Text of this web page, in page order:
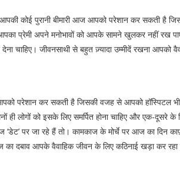
कोई पुरानी बीमारी आज आपको परेशान कर सकती है
प्रेमी अपने मनोभावों को आपके सामने खुलकर नहीं रख
चाहिए। जीवनसाथी से बहुत ज़्यादा उम्मीदें रखना आपको
परेशान कर सकती है जिसकी वजह से आपको हॉस्पिटल
को इसके लिए समर्पित होना चाहिए और एक-दूसरे के
पर जा रहे हैं तो। कामकाज के मोर्चे पर आज का दिन
आपके वैवाहिक जीवन के लिए कठिनाई खड़ा कर रहा